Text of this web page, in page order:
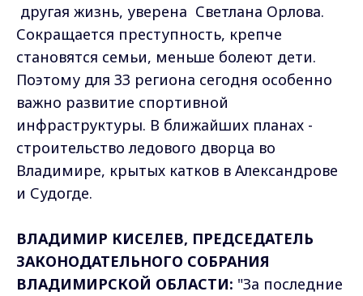
другая жизнь, уверена Светлана Орлова.
Сокращается преступность, крепче
становятся семьи, меньше болеют дети.
Поэтому для 33 региона сегодня особенно
важно развитие спортивной
инфраструктуры. В ближайших планах -
строительство ледового дворца во
Владимире, крытых катков в Александрове
и Судогде.
ВЛАДИМИР КИСЕЛЕВ, ПРЕДСЕДАТЕЛЬ
ЗАКОНОДАТЕЛЬНОГО СОБРАНИЯ
ВЛАДИМИРСКОЙ ОБЛАСТИ: "За последние